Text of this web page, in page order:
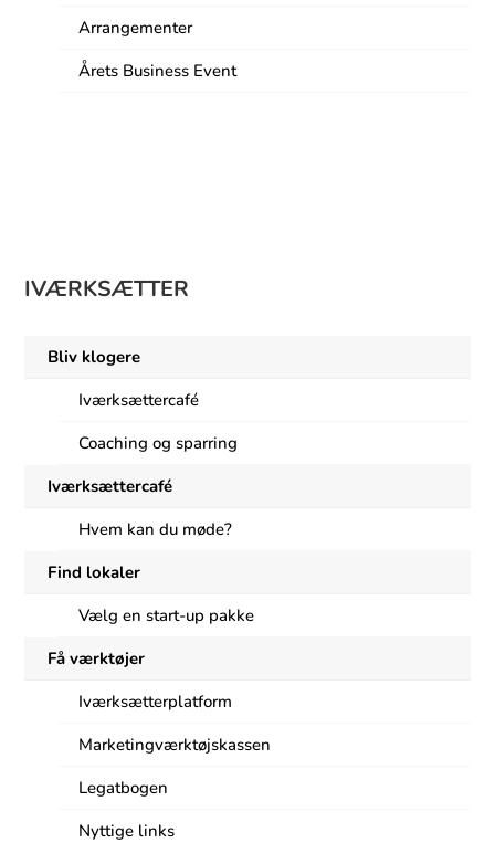
Arrangementer
Årets Business Event
IVÆRKSÆTTER
Bliv klogere
Iværksættercafé
Coaching og sparring
Iværksættercafé
Hvem kan du møde?
Find lokaler
Vælg en start-up pakke
Få værktøjer
Iværksætterplatform
Marketingværktøjskassen
Legatbogen
Nyttige links